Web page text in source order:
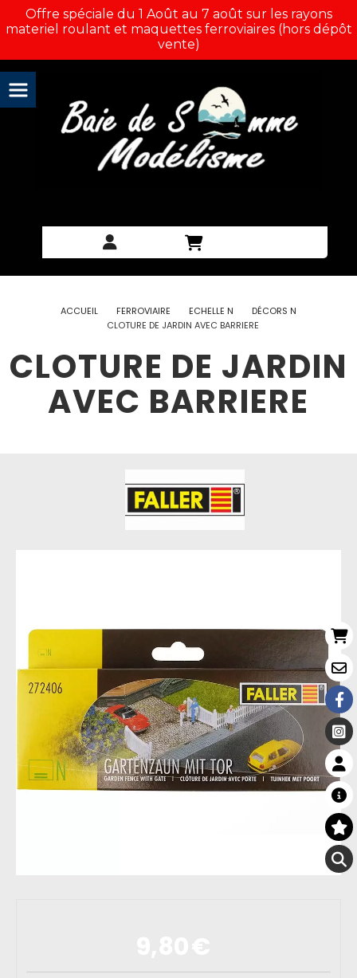
Offre spéciale du 1 Août au 7 août sur les rayons
materiel roulant et maquettes ferroviaires (hors dépôt
vente)
ACCUEIL FERROVIAIRE ECHELLE N
DÉCORS N
CLOTURE DE JARDIN AVEC BARRIERE
CLOTURE DE JARDIN
AVEC BARRIERE
Panneau de gestion des cookies